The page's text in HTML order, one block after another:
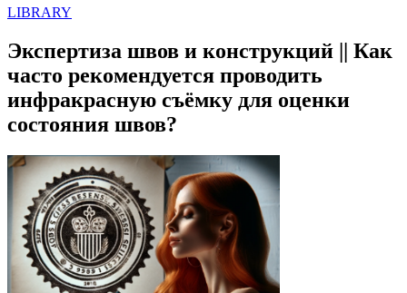
LIBRARY
Экспертиза швов и конструкций || Как
часто рекомендуется проводить
инфракрасную съёмку для оценки
состояния швов?